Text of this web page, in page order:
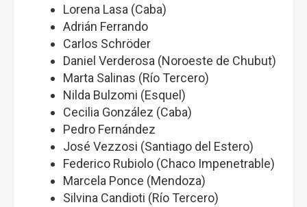
Lorena Lasa (Caba)
Adrián Ferrando
Carlos Schröder
Daniel Verderosa (Noroeste de Chubut)
Marta Salinas (Río Tercero)
Nilda Bulzomi (Esquel)
Cecilia González (Caba)
Pedro Fernández
José Vezzosi (Santiago del Estero)
Federico Rubiolo (Chaco Impenetrable)
Marcela Ponce (Mendoza)
Silvina Candioti (Río Tercero)